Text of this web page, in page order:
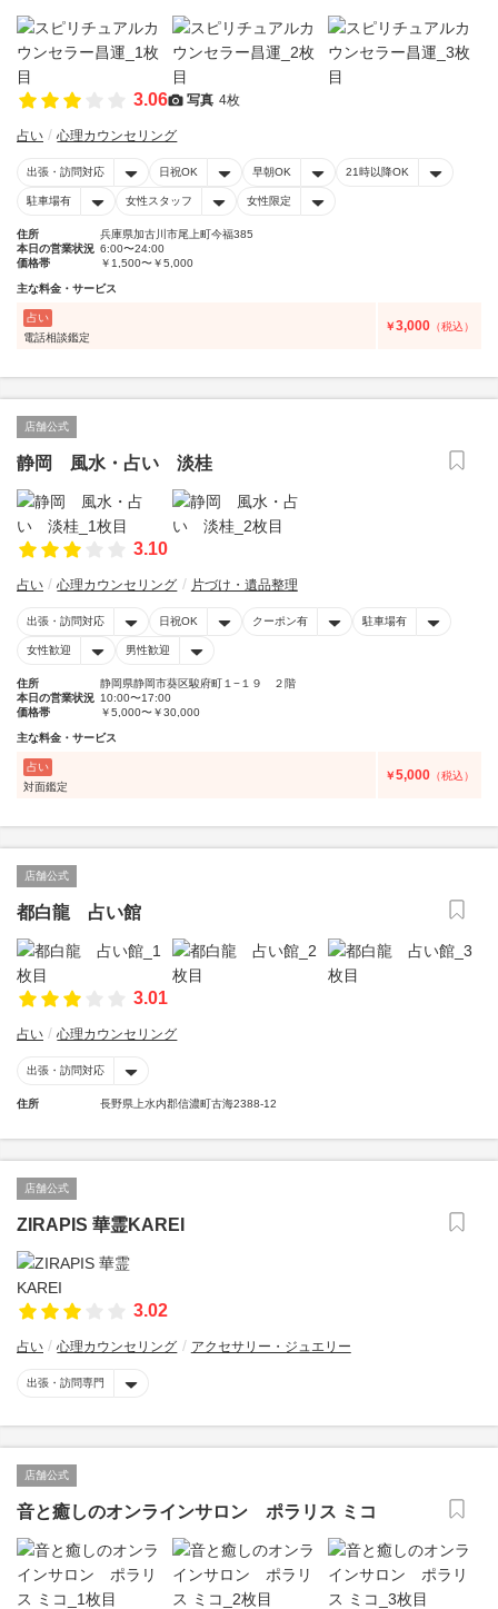
3.06 写真 4枚
占い 心理カウンセリング
出張・訪問対応 日祝OK 早朝OK 21時以降OK
駐車場有 女性スタッフ 女性限定
住所
兵庫県加古川市尾上町今福385
本日の営業状況 6:00〜24:00
価格帯
￥1,500〜￥5,000
主な料金・サービス
占い
電話相談鑑定
￥3,000 （税込）
店舗公式
静岡 風水・占い 淡桂
3.10
占い 心理カウンセリング 片づけ・遺品整理
出張・訪問対応 日祝OK クーポン有 駐車場有
女性歓迎 男性歓迎
住所
静岡県静岡市葵区駿府町１−１９ ２階
本日の営業状況 10:00〜17:00
価格帯
￥5,000〜￥30,000
主な料金・サービス
占い
対面鑑定
￥5,000 （税込）
店舗公式
都白龍 占い館
3.01
占い 心理カウンセリング
出張・訪問対応
住所 長野県上水内郡信濃町古海2388-12
店舗公式
ZIRAPIS 華霊KAREI
3.02
占い 心理カウンセリング アクセサリー・ジュエリー
出張・訪問専門
店舗公式
音と癒しのオンラインサロン ポラリス ミコ